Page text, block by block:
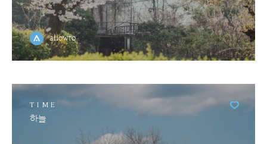
allowto
TIME
하늘